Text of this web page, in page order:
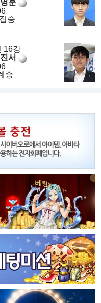
훈
승
16강
서
승